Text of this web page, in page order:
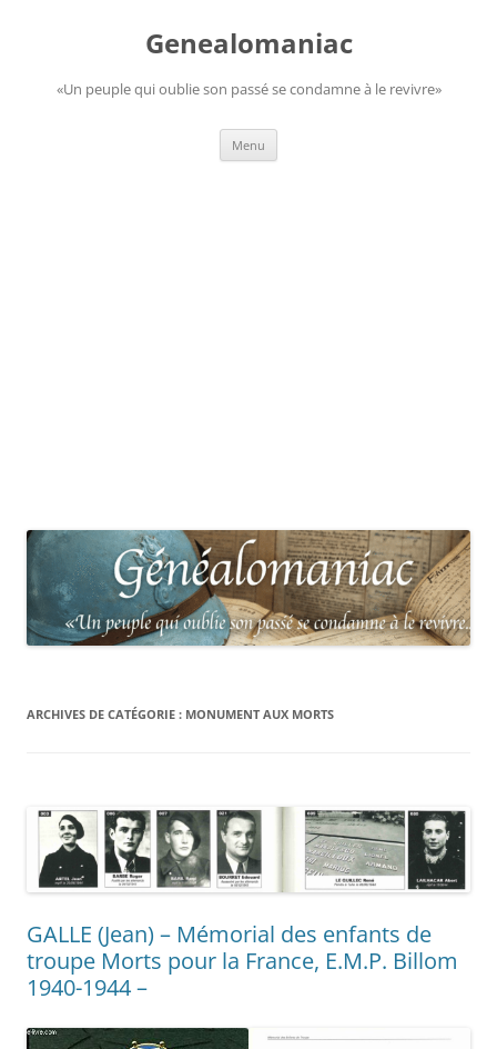
Genealomaniac
«Un peuple qui oublie son passé se condamne à le revivre»
Menu
ARCHIVES DE CATÉGORIE : MONUMENT AUX MORTS
GALLE (Jean) – Mémorial des enfants de
troupe Morts pour la France, E.M.P. Billom
1940-1944 –